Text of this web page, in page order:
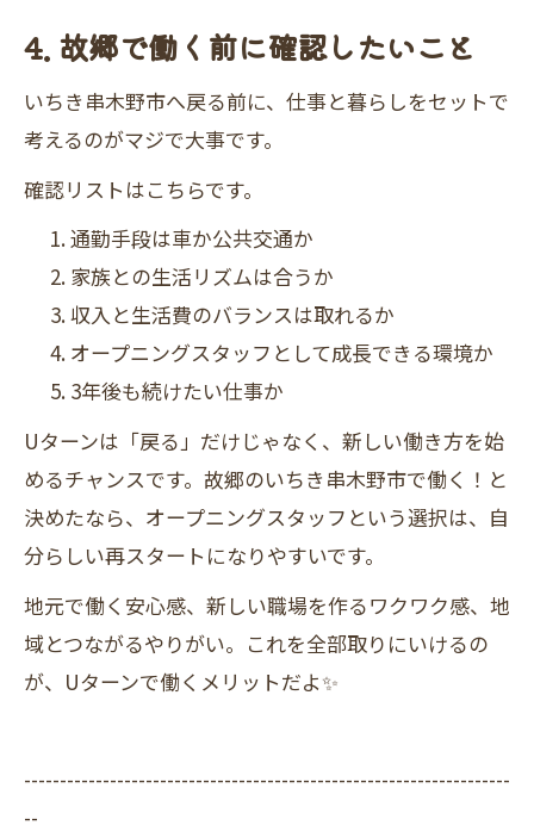
4. 故郷で働く前に確認したいこと
いちき串木野市へ戻る前に、仕事と暮らしをセットで
考えるのがマジで大事です。
確認リストはこちらです。
通勤手段は車か公共交通か
家族との生活リズムは合うか
収入と生活費のバランスは取れるか
オープニングスタッフとして成長できる環境か
3年後も続けたい仕事か
Uターンは「戻る」だけじゃなく、新しい働き方を始
めるチャンスです。故郷のいちき串木野市で働く！と
決めたなら、オープニングスタッフという選択は、自
分らしい再スタートになりやすいです。
地元で働く安心感、新しい職場を作るワクワク感、地
域とつながるやりがい。これを全部取りにいけるの
が、Uターンで働くメリットだよ✨
--------------------------------------------------------------------
--